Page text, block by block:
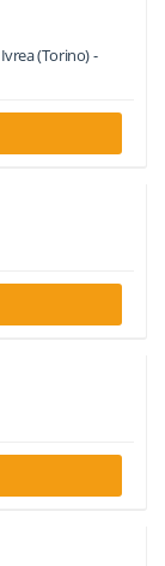
Ivrea(Torino) -